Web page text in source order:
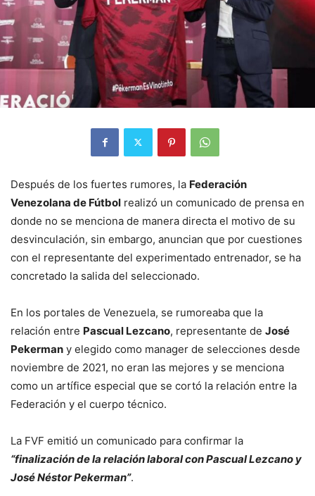
Después de los fuertes rumores, la Federación
Venezolana de Fútbol realizó un comunicado de prensa en
donde no se menciona de manera directa el motivo de su
desvinculación, sin embargo, anuncian que por cuestiones
con el representante del experimentado entrenador, se ha
concretado la salida del seleccionado.
En los portales de Venezuela, se rumoreaba que la
relación entre Pascual Lezcano, representante de José
Pekerman y elegido como manager de selecciones desde
noviembre de 2021, no eran las mejores y se menciona
como un artífice especial que se cortó la relación entre la
Federación y el cuerpo técnico.
La FVF emitió un comunicado para confirmar la
“finalización de la relación laboral con Pascual Lezcano y
José Néstor Pekerman”.